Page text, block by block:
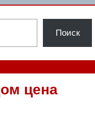
Поиск
цена